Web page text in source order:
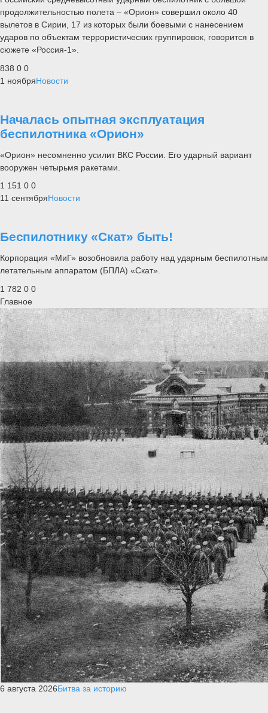
продолжительностью полета – «Орион» совершил около 40
вылетов в Сирии, 17 из которых были боевыми с нанесением
ударов по объектам террористических группировок, говорится в
сюжете «Россия-1».
838 0 0
1 ноябряНовости
Началась опытная эксплуатация
беспилотника «Орион»
«Орион» несомненно усилит ВКС России. Его ударный вариант
вооружен четырьмя ракетами.
1 151 0 0
11 сентябряНовости
Беспилотнику «Скат» быть!
Корпорация «МиГ» возобновила работу над ударным беспилотным
летательным аппаратом (БПЛА) «Скат».
1 782 0 0
Главное
6 августа 2026Битва за историю